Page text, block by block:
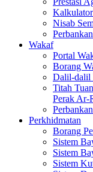
Nisab
Wakaf
Portal
Borang
Dalil-dalil
Titah
Perak Ar-
Perkhidmatan
Borang
Sistem
Sistem
Sistem